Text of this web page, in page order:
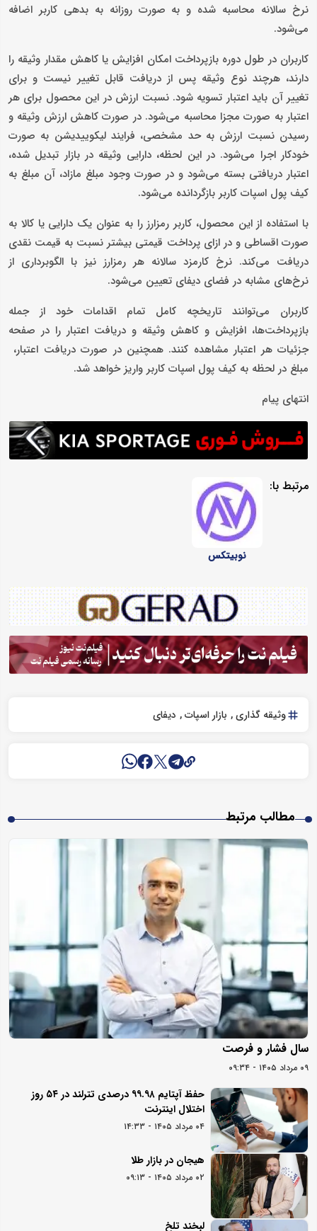
نرخ سالانه محاسبه شده و به صورت روزانه به بدهی کاربر اضافه
می‌شود.
کاربران در طول دوره بازپرداخت امکان افزایش یا کاهش مقدار وثیقه را
دارند، هرچند نوع وثیقه پس از دریافت قابل تغییر نیست و برای
تغییر آن باید اعتبار تسویه شود. نسبت ارزش در این محصول برای هر
اعتبار به صورت مجزا محاسبه می‌شود. در صورت کاهش ارزش وثیقه و
رسیدن نسبت ارزش به حد مشخصی، فرایند لیکوییدیشن به صورت
خودکار اجرا می‌شود. در این لحظه، دارایی وثیقه در بازار تبدیل شده،
اعتبار دریافتی بسته می‌شود و در صورت وجود مبلغ مازاد، آن مبلغ به
کیف پول اسپات کاربر بازگردانده می‌شود.
با استفاده از این محصول، کاربر رمزارز را به عنوان یک دارایی یا کالا به
صورت اقساطی و در ازای پرداخت قیمتی بیشتر نسبت به قیمت نقدی
دریافت می‌کند. نرخ کارمزد سالانه هر رمزارز نیز با الگوبرداری از
نرخ‌های مشابه در فضای دیفای تعیین می‌شود.
کاربران می‌توانند تاریخچه کامل تمام اقدامات خود از جمله
بازپرداخت‌ها، افزایش و کاهش وثیقه و دریافت اعتبار را در صفحه
جزئیات هر اعتبار مشاهده کنند. همچنین در صورت دریافت اعتبار،
مبلغ در لحظه به کیف پول اسپات کاربر واریز خواهد شد.
انتهای پیام
مرتبط با:
نوبیتکس
وثیقه گذاری بازار اسپات دیفای
مطالب مرتبط
سال فشار و فرصت
۰۹ مرداد ۱۴۰۵ - ۰۹:۳۴
حفظ آپتایم ۹۹.۹۸ درصدی تترلند در ۵۴ روز
اختلال اینترنت
۰۴ مرداد ۱۴۰۵ - ۱۴:۳۳
هیجان در بازار طلا
۰۲ مرداد ۱۴۰۵ - ۰۹:۱۳
لبخند تلخ